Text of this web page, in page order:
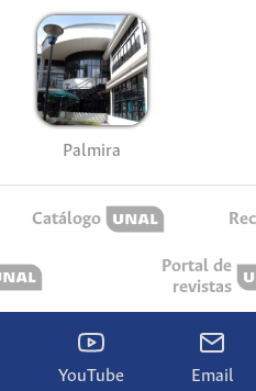
Palmira
Catálogo
Portal de
revistas
YouTube Email